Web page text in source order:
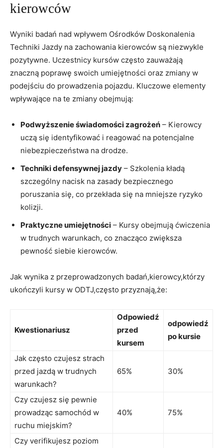
kierowców
Wyniki badań nad wpływem Ośrodków Doskonalenia
Techniki Jazdy na zachowania kierowców są niezwykle
pozytywne. Uczestnicy kursów często zauważają
znaczną poprawę swoich umiejętności oraz zmiany w
podejściu do prowadzenia pojazdu. Kluczowe elementy
wpływające na te zmiany obejmują:
Podwyższenie świadomości zagrożeń – Kierowcy
uczą się identyfikować i reagować na potencjalne
niebezpieczeństwa na drodze.
Techniki defensywnej jazdy – Szkolenia kładą
szczególny nacisk na zasady bezpiecznego
poruszania się, co przekłada się na mniejsze ryzyko
kolizji.
Praktyczne umiejętności – Kursy obejmują ćwiczenia
w trudnych warunkach, co znacząco zwiększa
pewność siebie kierowców.
Jak wynika z przeprowadzonych badań,kierowcy,którzy
ukończyli kursy w ODTJ,często przyznają,że:
Kwestionariusz
Odpowiedź
przed
kursem
odpowiedź
po kursie
Jak często czujesz strach
przed jazdą w trudnych
warunkach?
65% 30%
Czy czujesz się pewnie
prowadząc samochód w
ruchu miejskim?
40% 75%
Czy verifikujesz poziom